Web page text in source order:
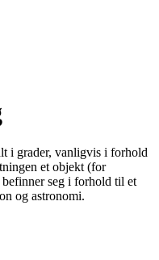
i grader, vanligvis i forhold
et objekt (for
befinner seg i forhold til et
og astronomi.